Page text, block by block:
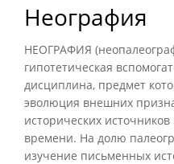
Неография
НЕОГРАФИЯ
гипотетическая
дисциплина, предмет
эволюция внешних
исторических
времени. На долю
изучение письменных